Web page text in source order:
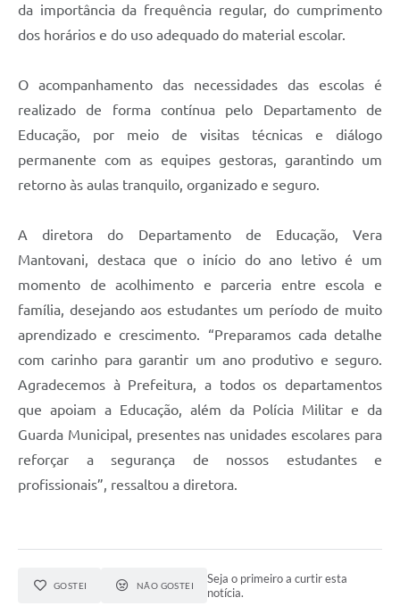
da importância da frequência regular, do cumprimento
dos horários e do uso adequado do material escolar.
O acompanhamento das necessidades das escolas é
realizado de forma contínua pelo Departamento de
Educação, por meio de visitas técnicas e diálogo
permanente com as equipes gestoras, garantindo um
retorno às aulas tranquilo, organizado e seguro.
A diretora do Departamento de Educação, Vera
Mantovani, destaca que o início do ano letivo é um
momento de acolhimento e parceria entre escola e
família, desejando aos estudantes um período de muito
aprendizado e crescimento. “Preparamos cada detalhe
com carinho para garantir um ano produtivo e seguro.
Agradecemos à Prefeitura, a todos os departamentos
que apoiam a Educação, além da Polícia Militar e da
Guarda Municipal, presentes nas unidades escolares para
reforçar a segurança de nossos estudantes e
profissionais”, ressaltou a diretora.
GOSTEI NÃO GOSTEI
Seja o primeiro a curtir esta
notícia.